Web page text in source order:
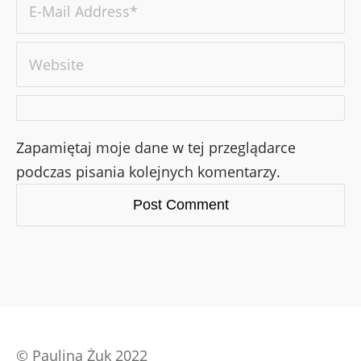
Zapamiętaj moje dane w tej przeglądarce
podczas pisania kolejnych komentarzy.
© Paulina Żuk 2022